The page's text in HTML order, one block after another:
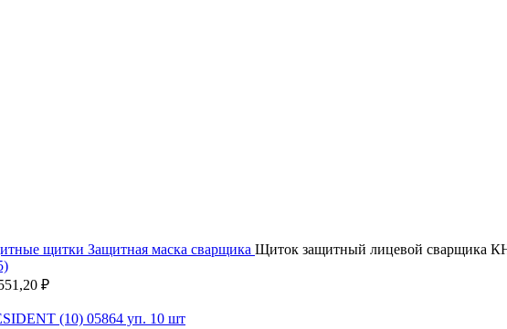
щитки Защитная маска сварщика Щиток защитный лицевой сварщика
₽